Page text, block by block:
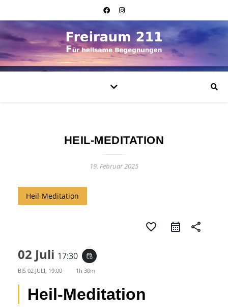
HEIL-MEDITATION
19. Februar 2025
Heil-Meditation
favorite_border share
02 Juli 17:30 event_repeat
BIS 02 JULI, 19:00 1h 30m
Heil-Meditation